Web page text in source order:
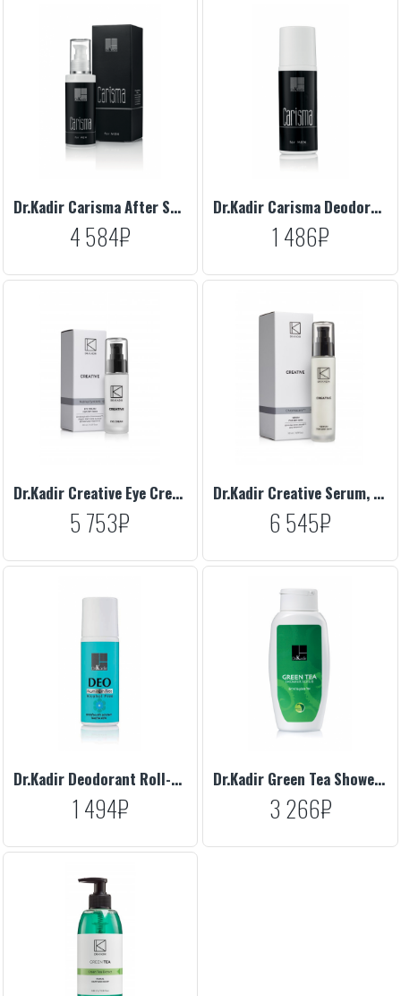
Dr.Kadir Carisma After Shave Balm, 125 ml
4 584₽
Dr.Kadir Carisma Deodorant-Antiperspirant Alcohol Free, 70 ml
1 486₽
Dr.Kadir Creative Eye Cream For Dry Skin, 30 ml
5 753₽
Dr.Kadir Creative Serum, 50 ml
6 545₽
Dr.Kadir Deodorant Roll-On Aluminum Free, 70 ml
1 494₽
Dr.Kadir Green Tea Shower Scrub, 300 ml
3 266₽